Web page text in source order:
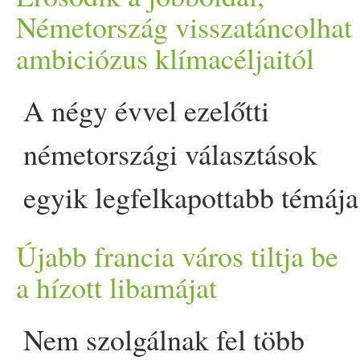
marék felaprított friss
petrezselyemzöld 2-3 kk só
1,5 dl zsemlemorzsa A
quinoát alaposan átmossuk,
majd kétszeres mennyiségű
vízben puhára főzzük.
Amikor megfőtt, lefedve
pihentetjük pár percig, majd
hozták magukkal, ami
valószínűsíthetően a
klímaválság kezelését
háttérbe szoríthatja. Egy
kormányzati tanácsadó
testület felszólította Alois
Rainer mezőgazdasági
tárcavezetőt, hogy ösztönző
Németország visszatáncolhat
ambiciózus klímacéljaitól
A négy évvel ezelőtti
németországi választások
egyik legfelkapottabb témája
a klímaváltozás volt. Az idei
ciklusra azonban
megerősödött a
Újabb francia város tiltja be
a hízott libamájat
Nem szolgálnak fel több